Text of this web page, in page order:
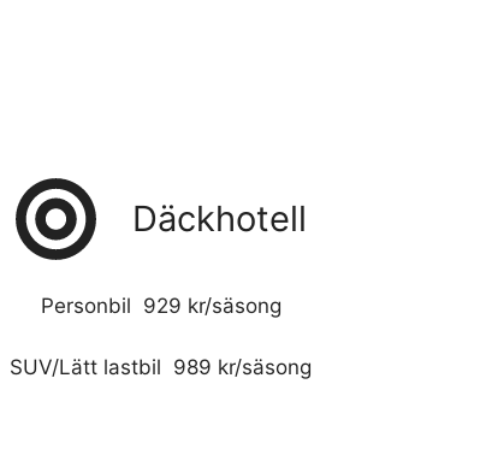
Däckhotell
Personbil 929 kr/säsong
SUV/Lätt lastbil 989 kr/säsong